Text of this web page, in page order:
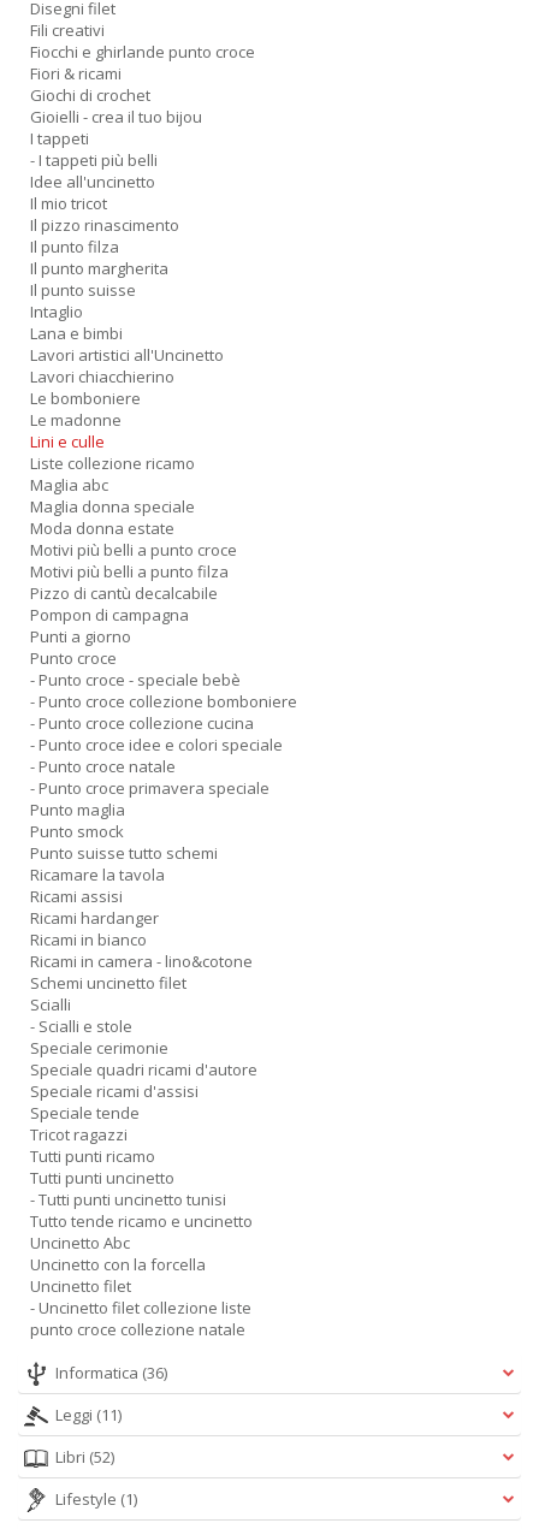
Disegni filet
Fili creativi
Fiocchi e ghirlande punto croce
Fiori & ricami
Giochi di crochet
Gioielli - crea il tuo bijou
I tappeti
- I tappeti più belli
Idee all'uncinetto
Il mio tricot
Il pizzo rinascimento
Il punto filza
Il punto margherita
Il punto suisse
Intaglio
Lana e bimbi
Lavori artistici all'Uncinetto
Lavori chiacchierino
Le bomboniere
Le madonne
Lini e culle
Liste collezione ricamo
Maglia abc
Maglia donna speciale
Moda donna estate
Motivi più belli a punto croce
Motivi più belli a punto filza
Pizzo di cantù decalcabile
Pompon di campagna
Punti a giorno
Punto croce
- Punto croce - speciale bebè
- Punto croce collezione bomboniere
- Punto croce collezione cucina
- Punto croce idee e colori speciale
- Punto croce natale
- Punto croce primavera speciale
Punto maglia
Punto smock
Punto suisse tutto schemi
Ricamare la tavola
Ricami assisi
Ricami hardanger
Ricami in bianco
Ricami in camera - lino&cotone
Schemi uncinetto filet
Scialli
- Scialli e stole
Speciale cerimonie
Speciale quadri ricami d'autore
Speciale ricami d'assisi
Speciale tende
Tricot ragazzi
Tutti punti ricamo
Tutti punti uncinetto
- Tutti punti uncinetto tunisi
Tutto tende ricamo e uncinetto
Uncinetto Abc
Uncinetto con la forcella
Uncinetto filet
- Uncinetto filet collezione liste
punto croce collezione natale
Informatica (36)
Leggi (11)
Libri (52)
Lifestyle (1)